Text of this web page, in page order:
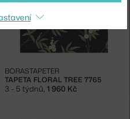
TAPETA FLORAL TREE 7765
BORASTAPETER
3 - 5 týdnů, 1 960 Kč